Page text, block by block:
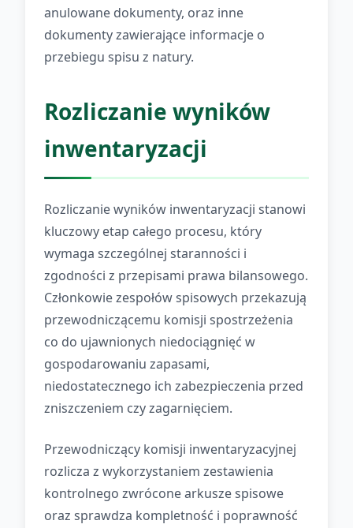
anulowane dokumenty, oraz inne
dokumenty zawierające informacje o
przebiegu spisu z natury.
Rozliczanie wyników
inwentaryzacji
Rozliczanie wyników inwentaryzacji stanowi
kluczowy etap całego procesu, który
wymaga szczególnej staranności i
zgodności z przepisami prawa bilansowego.
Członkowie zespołów spisowych przekazują
przewodniczącemu komisji spostrzeżenia
co do ujawnionych niedociągnięć w
gospodarowaniu zapasami,
niedostatecznego ich zabezpieczenia przed
zniszczeniem czy zagarnięciem.
Przewodniczący komisji inwentaryzacyjnej
rozlicza z wykorzystaniem zestawienia
kontrolnego zwrócone arkusze spisowe
oraz sprawdza kompletność i poprawność